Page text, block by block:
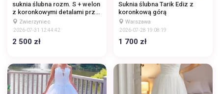
suknia ślubna rozm. S + welon
z koronkowymi detalami przy
dekolcie oraz plisowanym
dołem
Zwierzyniec
2026-07-31 12:44:42
2 500 zł
Suknia ślubna Tarik Ediz z
koronkową górą
Warszawa
2026-07-28 19:08:19
1 700 zł